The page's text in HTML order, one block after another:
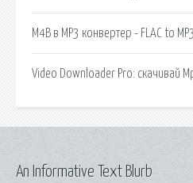
M4B в MP3 конвертер - FLAC to
Video Downloader Pro: скачивай
An Informative Text Blurb